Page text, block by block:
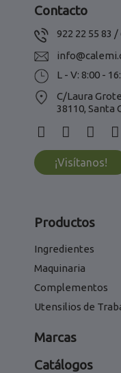
Contacto
922 22 55 83 /
L - V: 8:00 -
C/Laura
38110, Santa
¡Visítanos!
Productos
Ingredientes
Maquinaria
Complementos
Utensilios de
Marcas
Catálogos